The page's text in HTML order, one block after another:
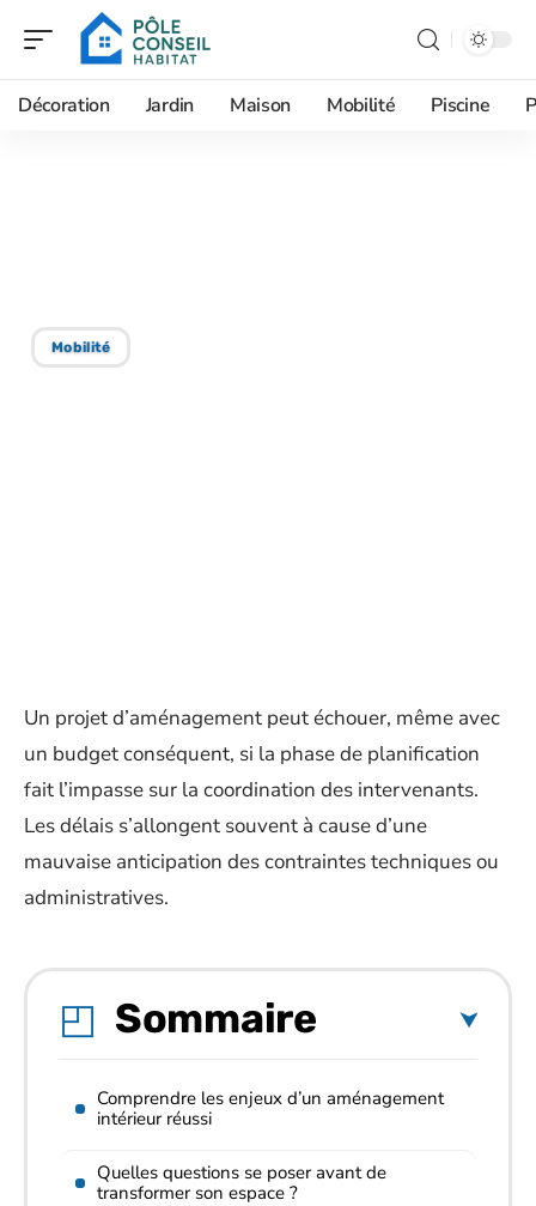
Décoration Jardin Maison Mobilité Piscine
Mobilité
Un projet d’aménagement peut échouer, même avec
un budget conséquent, si la phase de planification
fait l’impasse sur la coordination des intervenants.
Les délais s’allongent souvent à cause d’une
mauvaise anticipation des contraintes techniques ou
administratives.
Sommaire
Comprendre les enjeux d’un aménagement
intérieur réussi
Quelles questions se poser avant de
transformer son espace ?